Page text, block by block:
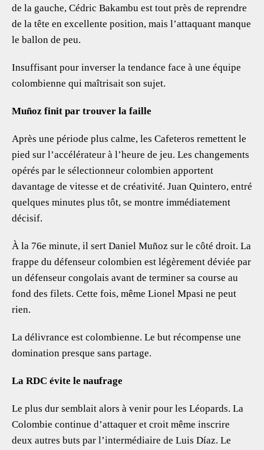
de la gauche, Cédric Bakambu est tout près de reprendre
de la tête en excellente position, mais l’attaquant manque
le ballon de peu.
Insuffisant pour inverser la tendance face à une équipe
colombienne qui maîtrisait son sujet.
Muñoz finit par trouver la faille
Après une période plus calme, les Cafeteros remettent le
pied sur l’accélérateur à l’heure de jeu. Les changements
opérés par le sélectionneur colombien apportent
davantage de vitesse et de créativité. Juan Quintero, entré
quelques minutes plus tôt, se montre immédiatement
décisif.
À la 76e minute, il sert Daniel Muñoz sur le côté droit. La
frappe du défenseur colombien est légèrement déviée par
un défenseur congolais avant de terminer sa course au
fond des filets. Cette fois, même Lionel Mpasi ne peut
rien.
La délivrance est colombienne. Le but récompense une
domination presque sans partage.
La RDC évite le naufrage
Le plus dur semblait alors à venir pour les Léopards. La
Colombie continue d’attaquer et croit même inscrire
deux autres buts par l’intermédiaire de Luis Díaz. Le